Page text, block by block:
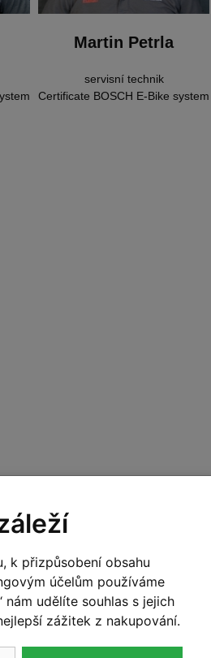
Martin Petrla
servisní technik
Certificate BOSCH E-Bike system
k přizpůsobení obsahu
účelům používáme
udělíte souhlas s jejich
zážitek z nakupování.